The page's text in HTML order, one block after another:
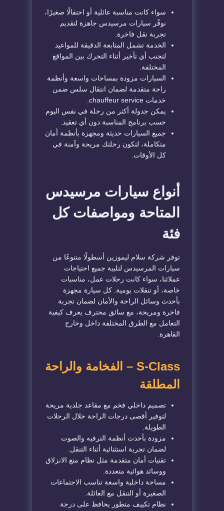
سواء كانت مناسبة عائلية أو احتفالًا صغيرًا،
نوفّر سيارات مرسيدس جاهزة لتقديم
تجربة نقل فاخرة.
الخدمة تشمل المتابعة الدقيقة للمواعيد
لتجنب أي تأخير أثناء التحرك بين المواقع
المختلفة.
السيارات مزودة بمساحات واسعة وأنظمة
راحة متقدمة لضمان انتقال سلس ضمن
خدمات chauffeur service.
يمكن جدولة أكثر من رحلة في نفس اليوم
حسب برنامج المناسبة دون أي تعقيد.
جميع السيارات حديثة ومجهزة بأنظمة أمان
متكاملة، لتكون رحلتك مريحة وآمنة في
كل الأوقات.
أنواع سيارات مرسيدس
المتاحة ومواصفات كل
فئة
توفر شركة سلام ليموزين أسطولًا متنوعًا من
سيارات المرسيدس لتلبية جميع احتياجات
عملائنا، سواء كانت رحلات عمل، مناسبات
خاصة، أو تنقلات يومية. كل سيارة مجهزة
بأحدث وسائل الراحة والأمان لضمان تجربة
فاخرة ومريحة، مع سائق محترف يعرف كيفية
التعامل مع الطرق المختلفة داخل وخارج
القاهرة.
S-Class – الفخامة والراحة
المطلقة
تصميم داخلي فخم مع مقاعد جلدية مريحة
لتوفير أقصى درجات الراحة خلال الرحلات
الطويلة.
مزودة بأحدث أنظمة الترفيه والصوت
لضمان تجربة استثنائية أثناء التنقل.
تقنيات أمان متقدمة مثل نظام منع الانزلاق
ووسائد هوائية متعددة.
مساحة داخلية واسعة تناسب الاجتماعات
الصغيرة أو التنقل مع العائلة.
نظام تكييف متطور يحافظ على درجة